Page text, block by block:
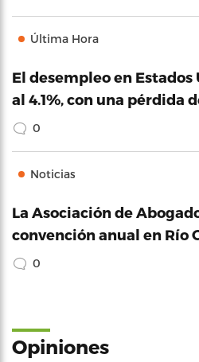
Última Hora
El desempleo en
al 4.1%, con una pérdida
0
Noticias
La Asociación de
convención anual en Río
0
Opiniones